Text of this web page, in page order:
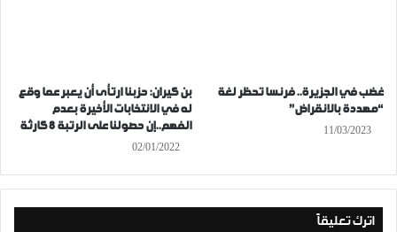
غضب في الجزيرة.. فرنسا تحظر لغة
“مهددة بالانقراض”
11/03/2023
بن كيران: حزبنا ارتأى أن يعبر عما وقع
له في الانتخابات الأخيرة بعدم
الفهم..إن حصولنا على الرتبة 8 كارثة
02/01/2022
اترك تعليقاً